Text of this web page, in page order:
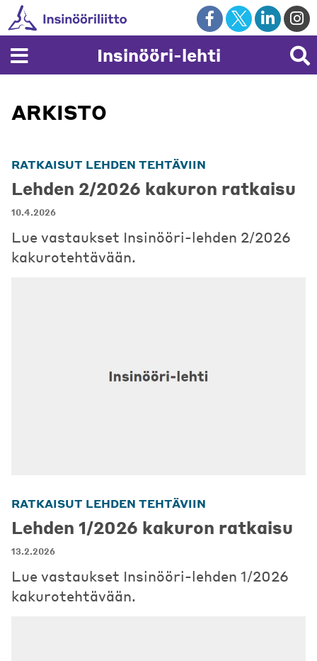
Skip
to
content
Insinööri-lehti
ARKISTO
RATKAISUT LEHDEN TEHTÄVIIN
Lehden 2/2026 kakuron ratkaisu
10.4.2026
Lue vastaukset Insinööri-lehden 2/2026
kakurotehtävään.
RATKAISUT LEHDEN TEHTÄVIIN
Lehden 1/2026 kakuron ratkaisu
13.2.2026
Lue vastaukset Insinööri-lehden 1/2026
kakurotehtävään.